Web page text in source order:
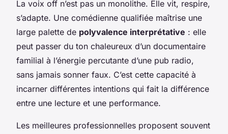
La voix off n’est pas un monolithe. Elle vit, respire,
s’adapte. Une comédienne qualifiée maîtrise une
large palette de polyvalence interprétative : elle
peut passer du ton chaleureux d’un documentaire
familial à l’énergie percutante d’une pub radio,
sans jamais sonner faux. C’est cette capacité à
incarner différentes intentions qui fait la différence
entre une lecture et une performance.
Les meilleures professionnelles proposent souvent